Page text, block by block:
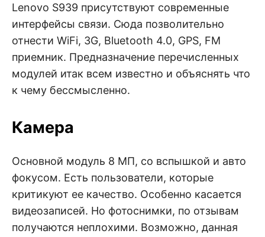
Lenovo S939 присутствуют современные
интерфейсы связи. Сюда позволительно
отнести WiFi, 3G, Bluetooth 4.0, GPS, FM
приемник. Предназначение перечисленных
модулей итак всем известно и объяснять что
к чему бессмысленно.
Камера
Основной модуль 8 МП, со вспышкой и авто
фокусом. Есть пользователи, которые
критикуют ее качество. Особенно касается
видеозаписей. Но фотоснимки, по отзывам
получаются неплохими. Возможно, данная